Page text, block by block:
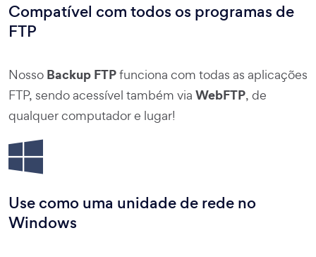
Compatível com todos os programas de
FTP
Nosso Backup FTPfunciona com todas as aplicações
FTP, sendo acessível também via WebFTP, de
qualquer computador e lugar!
Use como uma unidade de rede no
Windows